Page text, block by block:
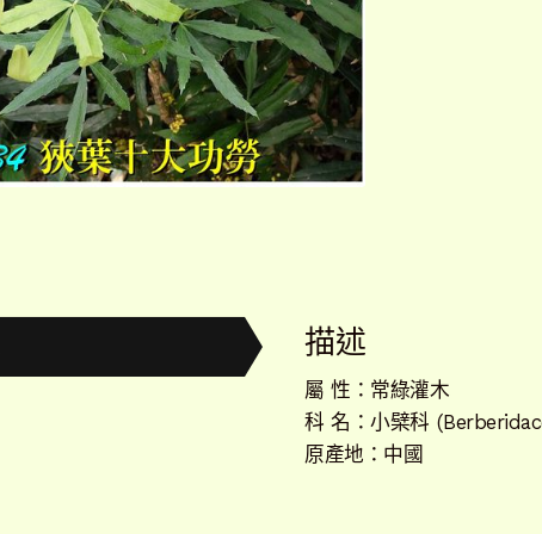
描述
屬 性：常綠灌木
科 名：小檗科
原產地：中國